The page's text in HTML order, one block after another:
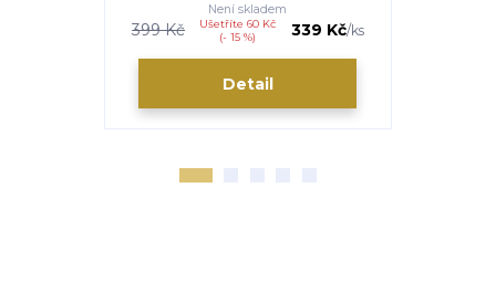
399 Kč
Ušetříte 60 Kč
(- 15 %)
339 Kč/ks
Není skladem
Detail